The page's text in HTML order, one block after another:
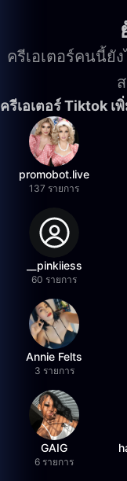
ครีเอเตอร์คนนี้ยั
ครีเอเตอร์ Tiktok เ
promobot.live
137 รายการ
__pinkiiess
60 รายการ
Annie Felts
3 รายการ
GAIG
6 รายการ